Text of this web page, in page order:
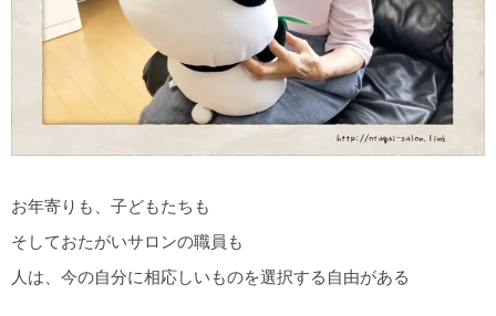
お年寄りも、子どもたちも
そしておたがいサロンの職員も
人は、今の自分に相応しいものを選択する自由がある